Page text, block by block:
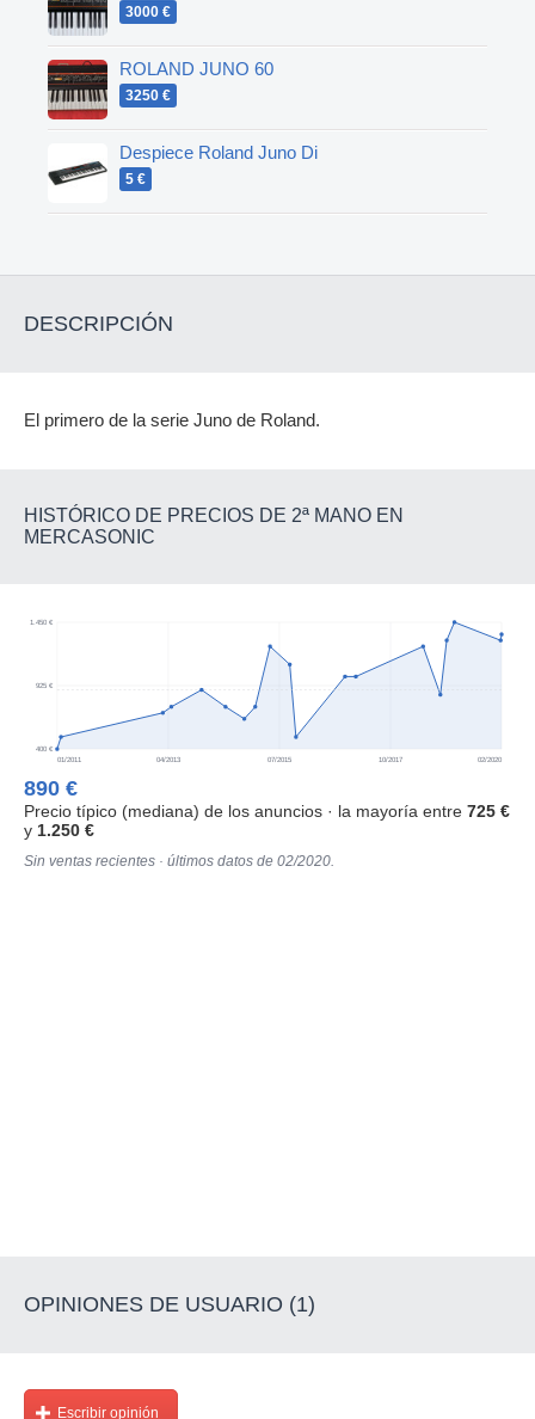
3000 €
ROLAND JUNO 60
3250 €
Despiece Roland Juno Di
5 €
DESCRIPCIÓN
El primero de la serie Juno de Roland.
HISTÓRICO DE PRECIOS DE 2ª MANO EN
MERCASONIC
400 €
925 €
1.450 €
01/2011 04/2013 07/2015 10/2017 02/2020
890 €
Precio típico (mediana) de los anuncios · la mayoría entre 725 €
y 1.250 €
Sin ventas recientes · últimos datos de 02/2020.
OPINIONES DE USUARIO (1)
Escribir opinión